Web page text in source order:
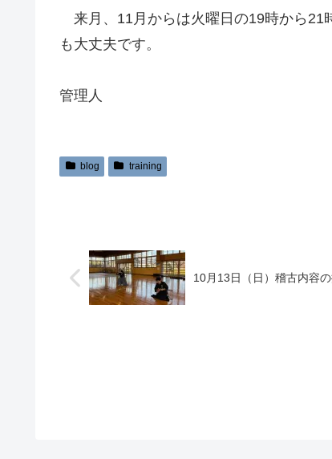
来月、11月からは火曜日の19時から21
も大丈夫です。
管理人
blog training
10月13日（日）稽古内容